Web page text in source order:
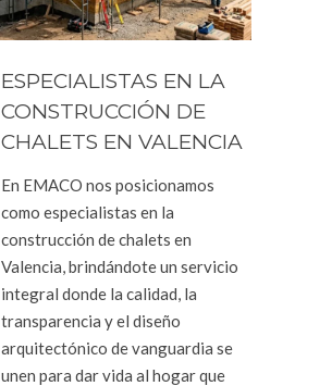
ESPECIALISTAS EN LA
CONSTRUCCIÓN DE
CHALETS EN VALENCIA
En EMACO nos posicionamos
como especialistas en la
construcción de chalets en
Valencia, brindándote un servicio
integral donde la calidad, la
transparencia y el diseño
arquitectónico de vanguardia se
unen para dar vida al hogar que